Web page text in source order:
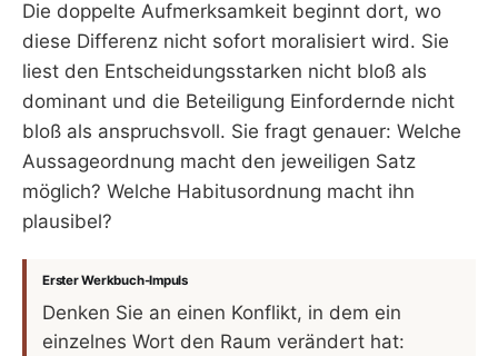
Die doppelte Aufmerksamkeit beginnt dort, wo
diese Differenz nicht sofort moralisiert wird. Sie
liest den Entscheidungsstarken nicht bloß als
dominant und die Beteiligung Einfordernde nicht
bloß als anspruchsvoll. Sie fragt genauer: Welche
Aussageordnung macht den jeweiligen Satz
möglich? Welche Habitusordnung macht ihn
plausibel?
Erster Werkbuch-Impuls
Denken Sie an einen Konflikt, in dem ein
einzelnes Wort den Raum verändert hat: